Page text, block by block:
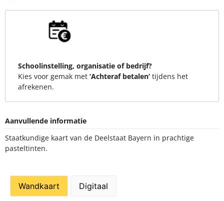
Schoolinstelling, organisatie of bedrijf?
Kies voor gemak met ‘Achteraf betalen’ tijdens het
afrekenen.
Aanvullende informatie
Staatkundige kaart van de Deelstaat Bayern in prachtige
pasteltinten.
Wandkaart Digitaal